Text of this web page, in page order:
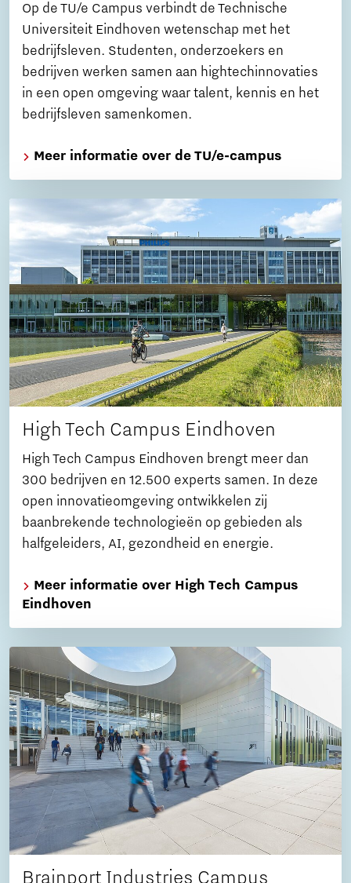
Op de TU/e Campus verbindt de Technische
Universiteit Eindhoven wetenschap met het
bedrijfsleven. Studenten, onderzoekers en
bedrijven werken samen aan hightechinnovaties
in een open omgeving waar talent, kennis en het
bedrijfsleven samenkomen.
Meer informatie over de TU/e-campus
High Tech Campus Eindhoven
High Tech Campus Eindhoven brengt meer dan
300 bedrijven en 12.500 experts samen. In deze
open innovatieomgeving ontwikkelen zij
baanbrekende technologieën op gebieden als
halfgeleiders, AI, gezondheid en energie.
Meer informatie over High Tech Campus
Eindhoven
Brainport Industries Campus